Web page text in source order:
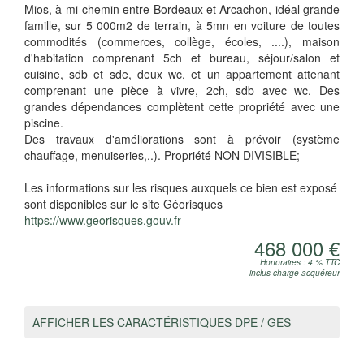
Mios, à mi-chemin entre Bordeaux et Arcachon, idéal grande
famille, sur 5 000m2 de terrain, à 5mn en voiture de toutes
commodités (commerces, collège, écoles, ....), maison
d'habitation comprenant 5ch et bureau, séjour/salon et
cuisine, sdb et sde, deux wc, et un appartement attenant
comprenant une pièce à vivre, 2ch, sdb avec wc. Des
grandes dépendances complètent cette propriété avec une
piscine.
Des travaux d'améliorations sont à prévoir (système
chauffage, menuiseries,..). Propriété NON DIVISIBLE;
Les informations sur les risques auxquels ce bien est exposé
sont disponibles sur le site Géorisques
https://www.georisques.gouv.fr
468 000 €
Honoraires : 4 % TTC
inclus charge acquéreur
AFFICHER LES CARACTÉRISTIQUES DPE / GES